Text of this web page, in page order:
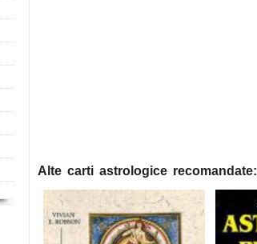
Alte carti astrologice recomandate: